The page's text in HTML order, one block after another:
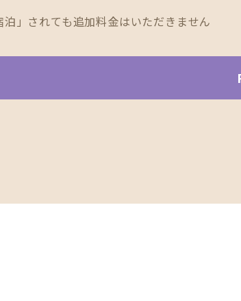
」されても追加料金はいただきません